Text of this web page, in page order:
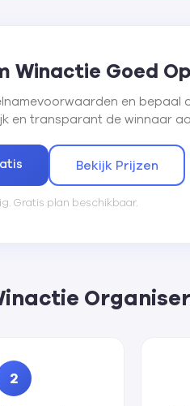
Winactie Goed Op
en bepaal
en transparant de winnaar
Bekijk Prijzen
Gratis plan beschikbaar.
2